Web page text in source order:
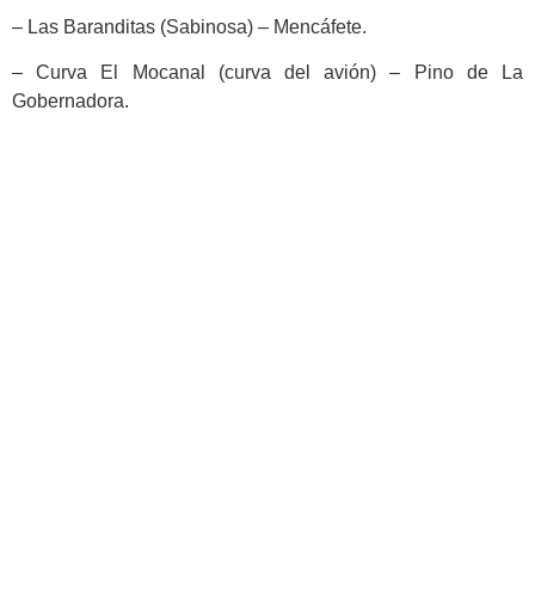
– Las Baranditas (Sabinosa) – Mencáfete.
– Curva El Mocanal (curva del avión) – Pino de La
Gobernadora.